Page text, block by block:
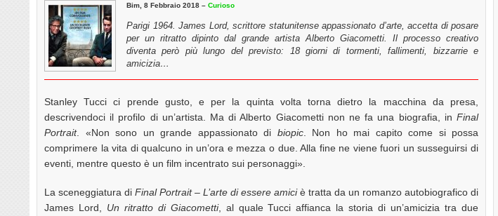
Bim, 8 Febbraio 2018 – Curioso
Parigi 1964. James Lord, scrittore statunitense appassionato d’arte, accetta di posare
per un ritratto dipinto dal grande artista Alberto Giacometti. Il processo creativo
diventa però più lungo del previsto: 18 giorni di tormenti, fallimenti, bizzarrie e
amicizia…
Stanley Tucci ci prende gusto, e per la quinta volta torna dietro la macchina da presa,
descrivendoci il profilo di un’artista. Ma di Alberto Giacometti non ne fa una biografia, in Final
Portrait. «Non sono un grande appassionato di biopic. Non ho mai capito come si possa
comprimere la vita di qualcuno in un’ora e mezza o due. Alla fine ne viene fuori un susseguirsi di
eventi, mentre questo è un film incentrato sui personaggi».
La sceneggiatura di Final Portrait – L’arte di essere amiciè tratta da un romanzo autobiografico di
James Lord, Un ritratto di Giacometti, al quale Tucci affianca la storia di un’amicizia tra due